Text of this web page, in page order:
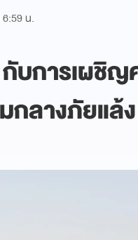
น.
กับการเผชิ
กลางภัยแล้ง